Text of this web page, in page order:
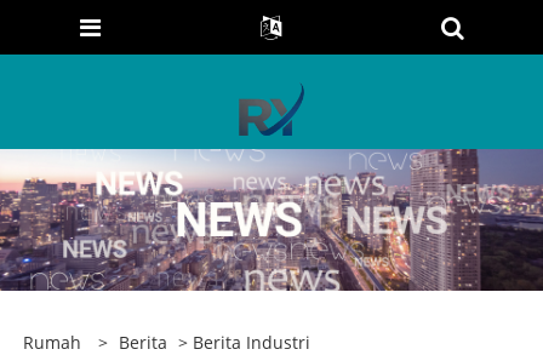
Rumah > Berita > Berita Industri